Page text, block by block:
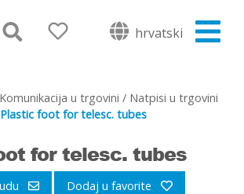
hrvatski
Komunikacija u trgovini / Natpisi u trgovini
Plastic foot for telesc. tubes
for telesc. tubes
Dodaj u favorite